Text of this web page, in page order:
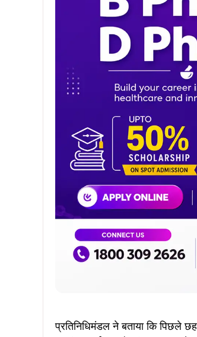
Join Facebook